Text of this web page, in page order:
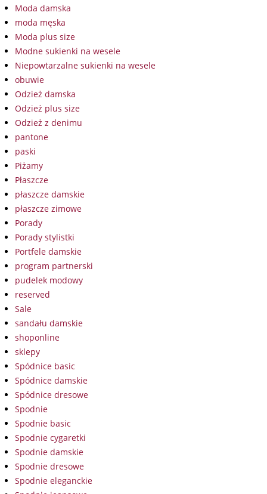
Moda damska
moda męska
Moda plus size
Modne sukienki na wesele
Niepowtarzalne sukienki na wesele
obuwie
Odzież damska
Odzież plus size
Odzież z denimu
pantone
paski
Piżamy
Płaszcze
płaszcze damskie
płaszcze zimowe
Porady
Porady stylistki
Portfele damskie
program partnerski
pudelek modowy
reserved
Sale
sandału damskie
shoponline
sklepy
Spódnice basic
Spódnice damskie
Spódnice dresowe
Spodnie
Spodnie basic
Spodnie cygaretki
Spodnie damskie
Spodnie dresowe
Spodnie eleganckie